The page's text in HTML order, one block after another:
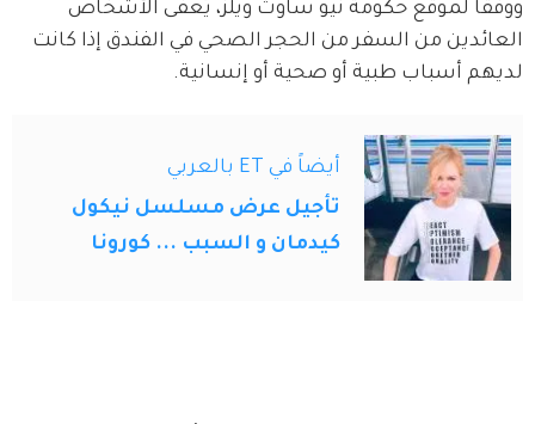
ووفقاً لموقع حكومة نيو ساوث ويلز، يُعفى الأشخاص
العائدين من السفر من الحجر الصحي في الفندق إذا كانت
لديهم أسباب طبية أو صحية أو إنسانية.
أيضاً في ET بالعربي
تأجيل عرض مسلسل نيكول
كيدمان و السبب ... كورونا